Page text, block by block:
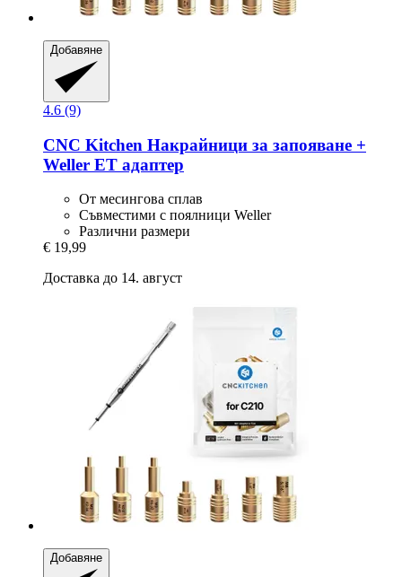
Добавяне
4.6 (9)
CNC Kitchen Накрайници за запояване +
Weller ET адаптер
От месингова сплав
Съвместими с поялници Weller
Различни размери
€ 19,99
Доставка до 14. август
Добавяне